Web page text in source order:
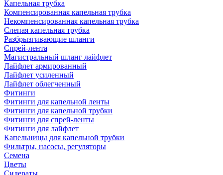
Капельная трубка
Компенсированная капельная трубка
Некомпенсированная капельная трубка
Слепая капельная трубка
Разбрызгивающие шланги
Спрей-лента
Магистральный шланг лайфлет
Лайфлет армированный
Лайфлет усиленный
Лайфлет облегченный
Фитинги
Фитинги для капельной ленты
Фитинги для капельной трубки
Фитинги для спрей-ленты
Фитинги для лайфлет
Капельницы для капельной трубки
Фильтры, насосы, регуляторы
Семена
Цветы
Сидераты